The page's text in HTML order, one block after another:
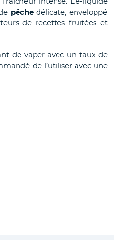
pêchedélicate, enveloppé
de recettes fruitées et
de vaper avec un taux de
de l’utiliser avec une